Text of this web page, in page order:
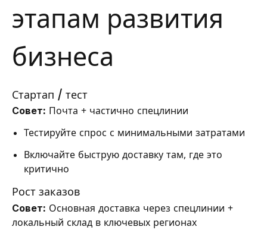
этапам развития
бизнеса
Стартап / тест
Совет: Почта + частично спецлинии
Тестируйте спрос с минимальными затратами
Включайте быструю доставку там, где это
критично
Рост заказов
Совет: Основная доставка через спецлинии +
локальный склад в ключевых регионах